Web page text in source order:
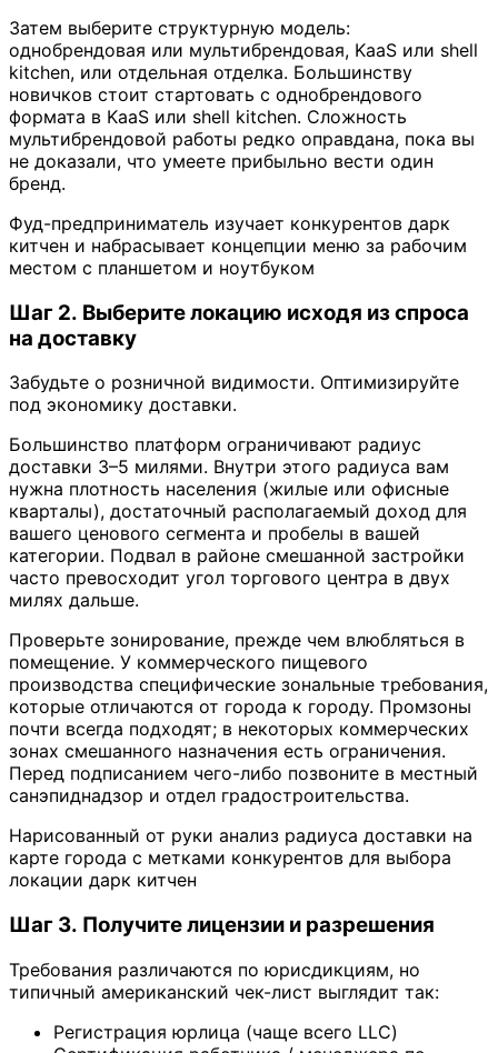
Затем выберите структурную модель:
однобрендовая или мультибрендовая, KaaS или shell
kitchen, или отдельная отделка. Большинству
новичков стоит стартовать с однобрендового
формата в KaaS или shell kitchen. Сложность
мультибрендовой работы редко оправдана, пока вы
не доказали, что умеете прибыльно вести один
бренд.
Фуд-предприниматель изучает конкурентов дарк
китчен и набрасывает концепции меню за рабочим
местом с планшетом и ноутбуком
Шаг 2. Выберите локацию исходя из спроса
на доставку
Забудьте о розничной видимости. Оптимизируйте
под экономику доставки.
Большинство платформ ограничивают радиус
доставки 3–5 милями. Внутри этого радиуса вам
нужна плотность населения (жилые или офисные
кварталы), достаточный располагаемый доход для
вашего ценового сегмента и пробелы в вашей
категории. Подвал в районе смешанной застройки
часто превосходит угол торгового центра в двух
милях дальше.
Проверьте зонирование, прежде чем влюбляться в
помещение. У коммерческого пищевого
производства специфические зональные требования,
которые отличаются от города к городу. Промзоны
почти всегда подходят; в некоторых коммерческих
зонах смешанного назначения есть ограничения.
Перед подписанием чего-либо позвоните в местный
санэпиднадзор и отдел градостроительства.
Нарисованный от руки анализ радиуса доставки на
карте города с метками конкурентов для выбора
локации дарк китчен
Шаг 3. Получите лицензии и разрешения
Требования различаются по юрисдикциям, но
типичный американский чек-лист выглядит так:
Регистрация юрлица (чаще всего LLC)